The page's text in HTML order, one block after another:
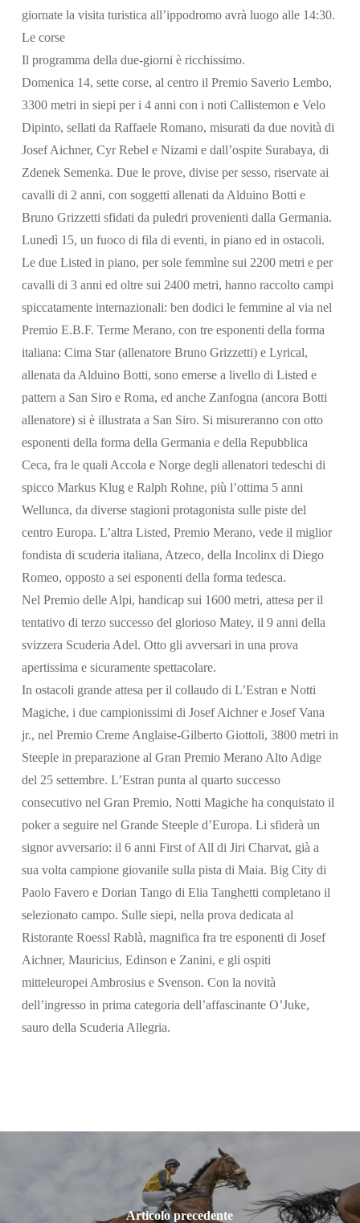
giornate la visita turistica all’ippodromo avrà luogo alle 14:30.
Le corse
Il programma della due-giorni è ricchissimo.
Domenica 14, sette corse, al centro il Premio Saverio Lembo,
3300 metri in siepi per i 4 anni con i noti Callistemon e Velo
Dipinto, sellati da Raffaele Romano, misurati da due novità di
Josef Aichner, Cyr Rebel e Nizami e dall’ospite Surabaya, di
Zdenek Semenka. Due le prove, divise per sesso, riservate ai
cavalli di 2 anni, con soggetti allenati da Alduino Botti e
Bruno Grizzetti sfidati da puledri provenienti dalla Germania.
Lunedì 15, un fuoco di fila di eventi, in piano ed in ostacoli.
Le due Listed in piano, per sole femmìne sui 2200 metri e per
cavalli di 3 anni ed oltre sui 2400 metri, hanno raccolto campi
spiccatamente internazionali: ben dodici le femmine al via nel
Premio E.B.F. Terme Merano, con tre esponenti della forma
italiana: Cima Star (allenatore Bruno Grizzetti) e Lyrical,
allenata da Alduino Botti, sono emerse a livello di Listed e
pattern a San Siro e Roma, ed anche Zanfogna (ancora Botti
allenatore) si è illustrata a San Siro. Si misureranno con otto
esponenti della forma della Germania e della Repubblica
Ceca, fra le quali Accola e Norge degli allenatori tedeschi di
spicco Markus Klug e Ralph Rohne, più l’ottima 5 anni
Wellunca, da diverse stagioni protagonista sulle piste del
centro Europa. L’altra Listed, Premio Merano, vede il miglior
fondista di scuderia italiana, Atzeco, della Incolinx di Diego
Romeo, opposto a sei esponenti della forma tedesca.
Nel Premio delle Alpi, handicap sui 1600 metri, attesa per il
tentativo di terzo successo del glorioso Matey, il 9 anni della
svizzera Scuderia Adel. Otto gli avversari in una prova
apertissima e sicuramente spettacolare.
In ostacoli grande attesa per il collaudo di L’Estran e Notti
Magiche, i due campionissimi di Josef Aichner e Josef Vana
jr., nel Premio Creme Anglaise-Gilberto Giottoli, 3800 metri in
Steeple in preparazione al Gran Premio Merano Alto Adige
del 25 settembre. L’Estran punta al quarto successo
consecutivo nel Gran Premio, Notti Magiche ha conquistato il
poker a seguire nel Grande Steeple d’Europa. Li sfiderà un
signor avversario: il 6 anni First of All di Jiri Charvat, già a
sua volta campione giovanile sulla pista di Maia. Big City di
Paolo Favero e Dorian Tango di Elia Tanghetti completano il
selezionato campo. Sulle siepi, nella prova dedicata al
Ristorante Roessl Rablà, magnifica fra tre esponenti di Josef
Aichner, Mauricius, Edinson e Zanini, e gli ospiti
mitteleuropei Ambrosius e Svenson. Con la novità
dell’ingresso in prima categoria dell’affascinante O’Juke,
sauro della Scuderia Allegria.
Articolo precedente